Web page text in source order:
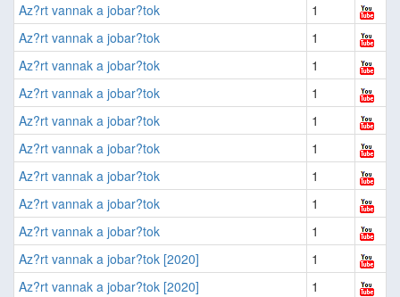
Az?rt vannak a jobar?tok
1
Az?rt vannak a jobar?tok
1
Az?rt vannak a jobar?tok
1
Az?rt vannak a jobar?tok
1
Az?rt vannak a jobar?tok
1
Az?rt vannak a jobar?tok
1
Az?rt vannak a jobar?tok
1
Az?rt vannak a jobar?tok
1
Az?rt vannak a jobar?tok
1
Az?rt vannak a jobar?tok [2020]
1
Az?rt vannak a jobar?tok [2020]
1